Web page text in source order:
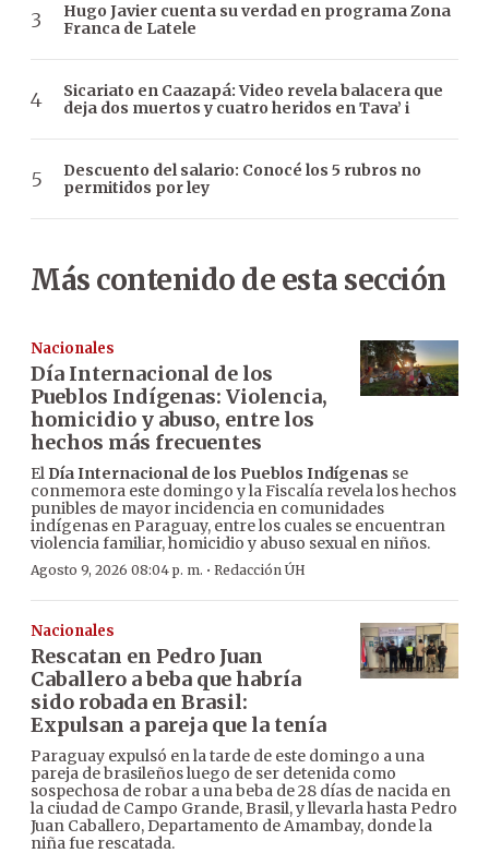
Hugo Javier cuenta su verdad en programa Zona
Franca de Latele
Sicariato en Caazapá: Video revela balacera que
deja dos muertos y cuatro heridos en Tava’ i
Descuento del salario: Conocé los 5 rubros no
permitidos por ley
Más contenido de esta sección
Nacionales
Día Internacional de los
Pueblos Indígenas: Violencia,
homicidio y abuso, entre los
hechos más frecuentes
El Día Internacional de los Pueblos Indígenas se
conmemora este domingo y la Fiscalía revela los hechos
punibles de mayor incidencia en comunidades
indígenas en Paraguay, entre los cuales se encuentran
violencia familiar, homicidio y abuso sexual en niños.
Agosto 9, 2026 08:04 p. m. · Redacción ÚH
Nacionales
Rescatan en Pedro Juan
Caballero a beba que habría
sido robada en Brasil:
Expulsan a pareja que la tenía
Paraguay expulsó en la tarde de este domingo a una
pareja de brasileños luego de ser detenida como
sospechosa de robar a una beba de 28 días de nacida en
la ciudad de Campo Grande, Brasil, y llevarla hasta Pedro
Juan Caballero, Departamento de Amambay, donde la
niña fue rescatada.